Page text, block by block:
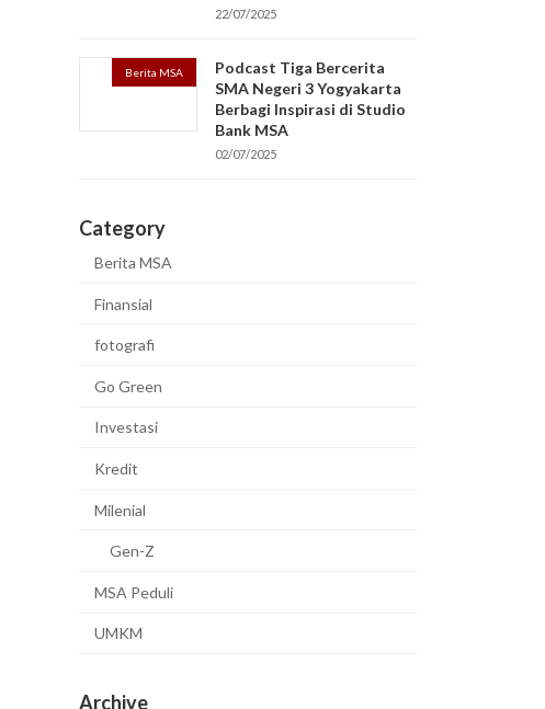
22/07/2025
Berita MSA
Podcast Tiga Bercerita
SMA Negeri 3 Yogyakarta
Berbagi Inspirasi di Studio
Bank MSA
02/07/2025
Category
Berita MSA
Finansial
fotografi
Go Green
Investasi
Kredit
Milenial
Gen-Z
MSA Peduli
UMKM
Archive